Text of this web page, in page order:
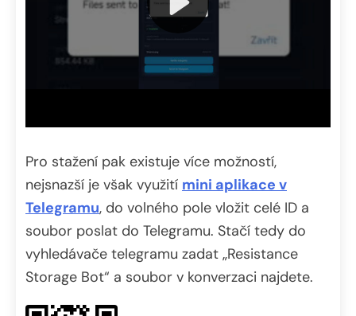
Pro stažení pak existuje více možností,
nejsnazší je však využití mini aplikace v
Telegramu, do volného pole vložit celé ID a
soubor poslat do Telegramu. Stačí tedy do
vyhledávače telegramu zadat „Resistance
Storage Bot“ a soubor v konverzaci najdete.